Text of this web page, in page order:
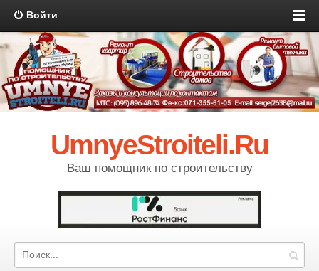
Войти
UmnyeStroiteli.Ru
Ваш помощник по строительству